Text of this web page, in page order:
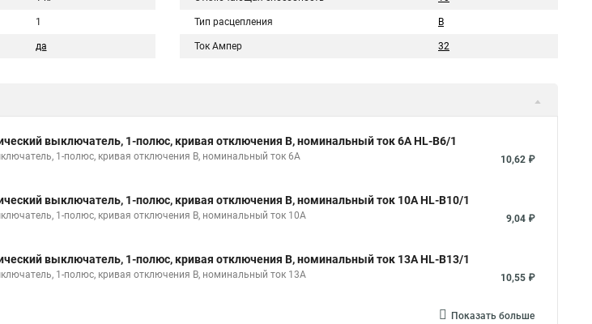
1
да
Тип расцепления B
Ток Ампер 32
выключатель, 1-полюс, кривая отключения B, номинальный ток 6А HL-B6/1
1-полюс, кривая отключения B, номинальный ток 6А 10,62 ₽
выключатель, 1-полюс, кривая отключения B, номинальный ток 10А HL-B10/1
1-полюс, кривая отключения B, номинальный ток 10А 9,04 ₽
выключатель, 1-полюс, кривая отключения B, номинальный ток 13А HL-B13/1
1-полюс, кривая отключения B, номинальный ток 13А 10,55 ₽
Показать больше